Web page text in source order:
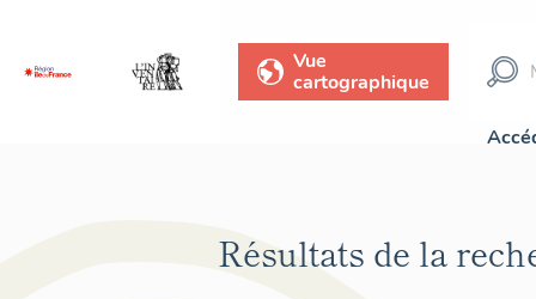
Vue
cartographique
Résultats de la